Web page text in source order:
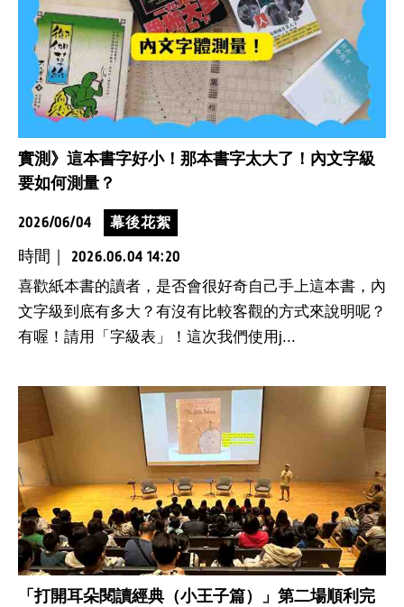
實測》這本書字好小！那本書字太大了！內文字級
要如何測量？
2026/06/04 幕後花絮
時間｜ 2026.06.04 14:20
喜歡紙本書的讀者，是否會很好奇自己手上這本書，內
文字級到底有多大？有沒有比較客觀的方式來說明呢？
有喔！請用「字級表」！這次我們使用j...
「打開耳朵閱讀經典（小王子篇）」第二場順利完